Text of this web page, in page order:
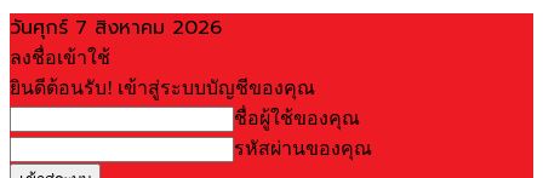
วันศุกร์ 7 สิงหาคม 2026
ลงชื่อเข้าใช้
ยินดีต้อนรับ! เข้าสู่ระบบบัญชีของคุณ
ชื่อผู้ใช้ของคุณ
รหัสผ่านของคุณ